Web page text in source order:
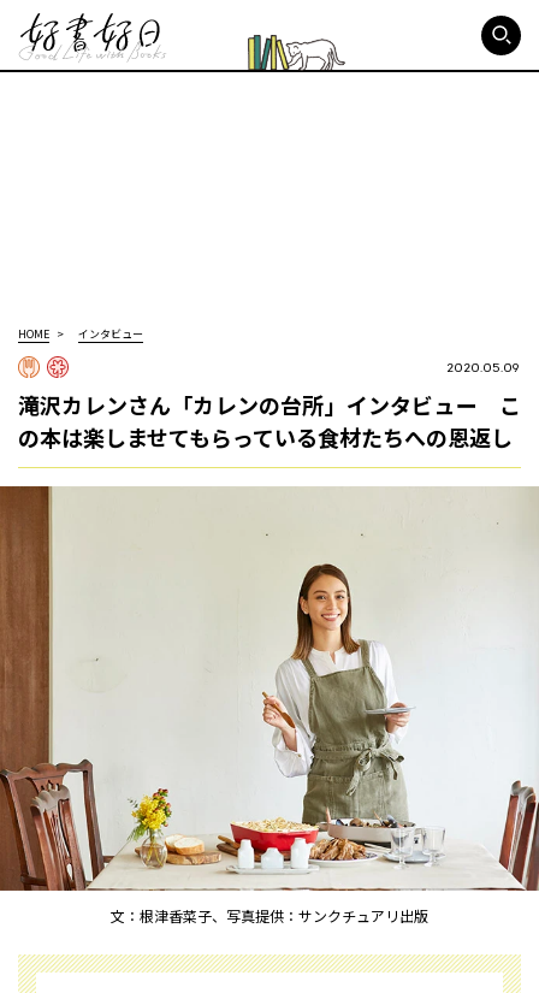
HOME インタビュー
2020.05.09
滝沢カレンさん「カレンの台所」インタビュー こ
の本は楽しませてもらっている食材たちへの恩返し
文：根津香菜子、写真提供：サンクチュアリ出版